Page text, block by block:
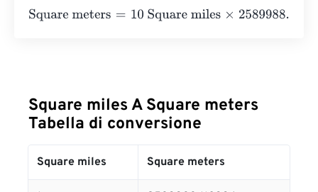
Square meters= 10 Square miles×2589988.110336
Square miles A Square meters
Tabella di conversione
Square miles Square meters